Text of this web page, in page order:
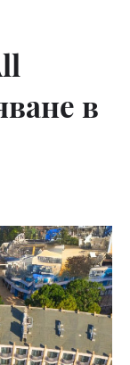
в